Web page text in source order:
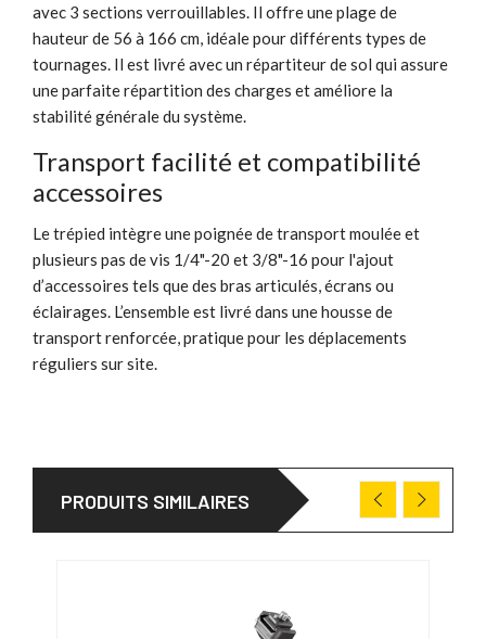
avec 3 sections verrouillables. Il offre une plage de
hauteur de 56 à 166 cm, idéale pour différents types de
tournages. Il est livré avec un répartiteur de sol qui assure
une parfaite répartition des charges et améliore la
stabilité générale du système.
Transport facilité et compatibilité
accessoires
Le trépied intègre une poignée de transport moulée et
plusieurs pas de vis 1/4"-20 et 3/8"-16 pour l'ajout
d’accessoires tels que des bras articulés, écrans ou
éclairages. L’ensemble est livré dans une housse de
transport renforcée, pratique pour les déplacements
réguliers sur site.
PRODUITS SIMILAIRES